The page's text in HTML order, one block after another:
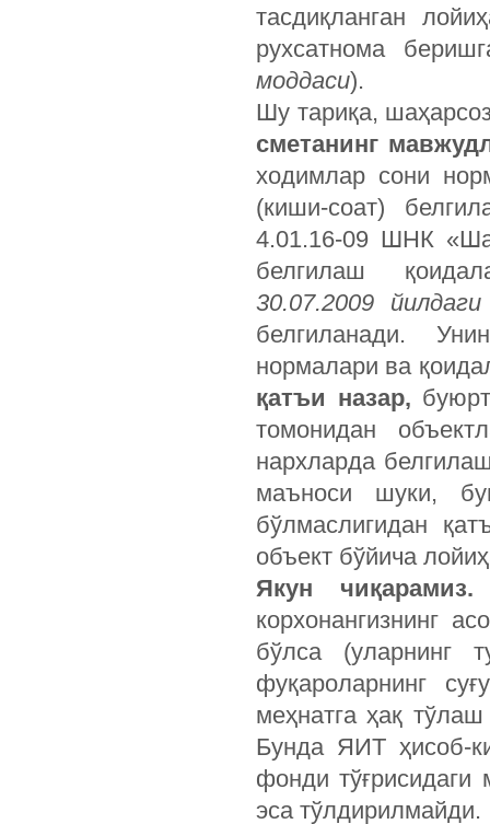
тасдиқланган
рухсатнома
моддаси).
Шу тариқа,
сметанинг
ходимлар сони
(киши-соат)
4.01.16-09 ШНК
белгилаш
30.07.2009
белгиланади.
нормалари ва
қатъи назар,
томонидан
нархларда
маъноси шуки,
бўлмаслигидан
объект бўйича
Якун чиқарамиз.
корхонангизнинг
бўлса (уларнинг
фуқароларнинг
меҳнатга ҳақ
Бунда ЯИТ ҳисоб-
фонди тўғрисидаги
эса тўлдирилмайди.